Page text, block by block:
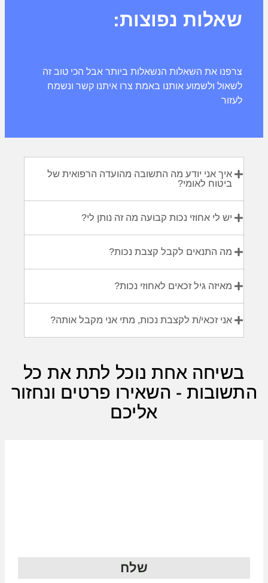
שאלות נפוצות:
צרפנו את השאלות הנשאלות ביותר אבל הכי טוב זה
לשאול ולשמוע אותנו באמת צרו איתנו קשר ונשמח
לעזור
איך אני יודע מה התשובה מהועדה הרפואית של
ביטוח לאומי?
יש לי אחוזי נכות קבועה מה זה נותן לי?
מה התנאים לקבל קצבת נכות?
מאיזה גיל זכאים לאחוזי נכות?
אני זכאי/ת לקצבת נכות, מתי אני מקבל אותה?
בשיחה אחת נוכל לתת את כל
התשובות - השאירו פרטים ונחזור
אליכם
שלח